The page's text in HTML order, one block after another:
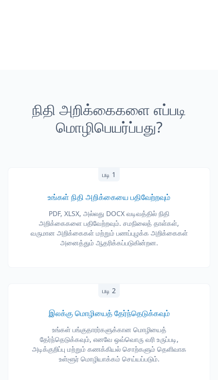
நிதி அறிக்கைகளை எப்படி
மொழிபெயர்ப்பது?
படி 1
உங்கள் நிதி அறிக்கையை பதிவேற்றவும்
PDF, XLSX, அல்லது DOCX வடிவத்தில் நிதி
அறிக்கைகளை பதிவேற்றவும். சமநிலைத் தாள்கள்,
வருமான அறிக்கைகள் மற்றும் பணப்புழக்க அறிக்கைகள்
அனைத்தும் ஆதரிக்கப்படுகின்றன.
படி 2
இலக்கு மொழியைத் தேர்ந்தெடுக்கவும்
உங்கள் பங்குதாரர்களுக்கான மொழியைத்
தேர்ந்தெடுக்கவும், எனவே ஒவ்வொரு வரி உருப்படி,
அடிக்குறிப்பு மற்றும் கணக்கியல் சொற்களும் தெளிவாக
உள்ளூர் மொழியாக்கம் செய்யப்படும்.